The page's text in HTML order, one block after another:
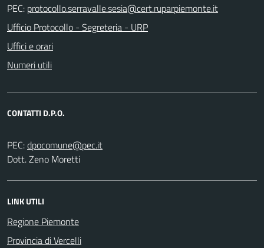
PEC:
Ufficio Protocollo - Segreteria - URP
Uffici e orari
Numeri utili
CONTATTI D.P.O.
PEC:
Dott. Zeno Moretti
LINK UTILI
Regione Piemonte
Provincia di Vercelli